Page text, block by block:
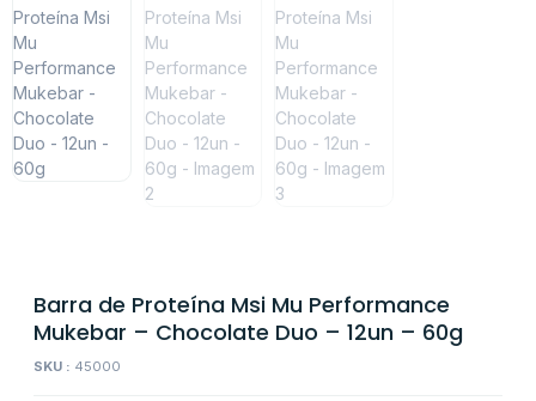
Barra de Proteína Msi Mu Performance
Mukebar – Chocolate Duo – 12un – 60g
SKU : 45000